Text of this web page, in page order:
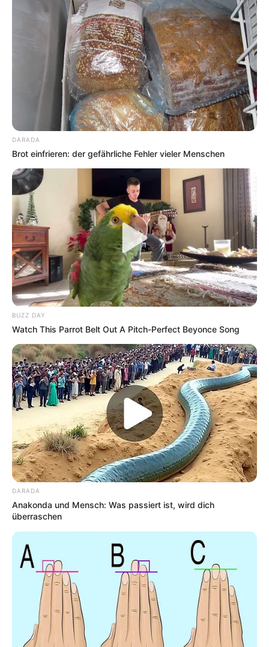
Smartphone Startseite
Suchen:
Auf einigen Seiten dieses Projektes sind Affiliate-
Angebote integriert. Wenn etwas darüber gebucht oder
gekauft wird, ist das eine Unterstützung, ohne dass sich
dadurch der Preis ändert.
DARADA
Brot einfrieren: der gefährliche Fehler vieler Menschen
BUZZ DAY
Watch This Parrot Belt Out A Pitch-Perfect Beyonce Song
DARADA
Anakonda und Mensch: Was passiert ist, wird dich
überraschen